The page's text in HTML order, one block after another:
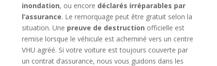
inondation, ou encore déclarés irréparables par
l’assurance. Le remorquage peut être gratuit selon la
situation. Une preuve de destruction officielle est
remise lorsque le véhicule est acheminé vers un centre
VHU agréé. Si votre voiture est toujours couverte par
un contrat d’assurance, nous vous guidons dans les